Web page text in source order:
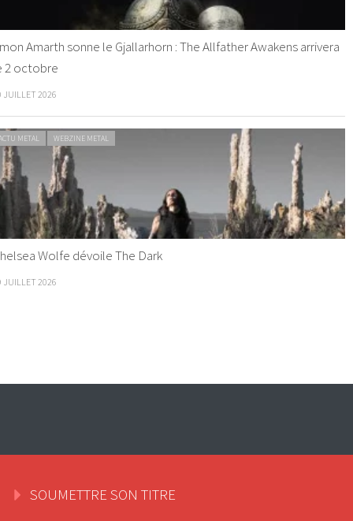
Amarth sonne le Gjallarhorn : The Allfather Awakens arrivera
2 octobre
JUILLET 2026
METAL WEBZINE METAL
Wolfe dévoile The Dark
JUILLET 2026
SOUMETTRE SON TITRE